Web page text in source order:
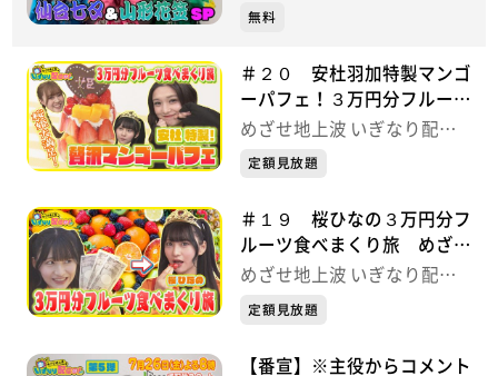
中！
無料
＃２０ 安杜羽加特製マンゴ
ーパフェ！３万円分フルーツ
食べまくり旅 めざせ地上波
めざせ地上波 いぎなり配信
中！
定額見放題
＃１９ 桜ひなの３万円分フ
ルーツ食べまくり旅 めざせ
地上波 いぎなり配信中！
めざせ地上波 いぎなり配信
中！
定額見放題
【番宣】※主役からコメント